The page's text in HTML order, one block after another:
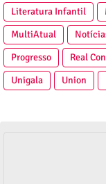
Literatura Infantil
MultiAtual
Progresso
Real
Unigala
Union